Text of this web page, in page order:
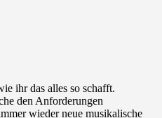
ihr das alles so schafft.
den Anforderungen
wieder neue musikalische